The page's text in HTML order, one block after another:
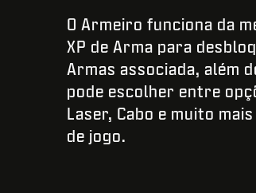
O Armeiro funciona da
XP de Arma para
Armas associada, além
pode escolher entre
Laser, Cabo e muito
de jogo.